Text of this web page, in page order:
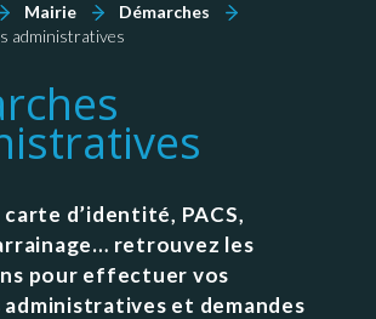
Mairie
Démarches
administratives
d’identité, PACS,
retrouvez les
pour effectuer vos
administratives et demandes